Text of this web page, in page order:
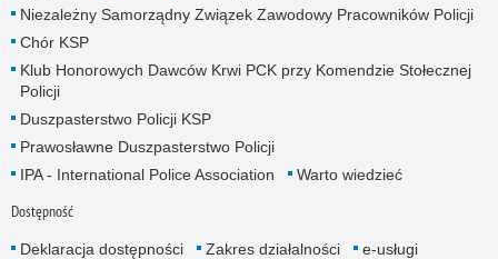
Niezależny Samorządny Związek Zawodowy Pracowników Policji
Chór KSP
Klub Honorowych Dawców Krwi PCK przy Komendzie Stołecznej
Policji
Duszpasterstwo Policji KSP
Prawosławne Duszpasterstwo Policji
IPA - International Police Association
Warto wiedzieć
Dostępność
Deklaracja dostępności Zakres działalności
e-usługi